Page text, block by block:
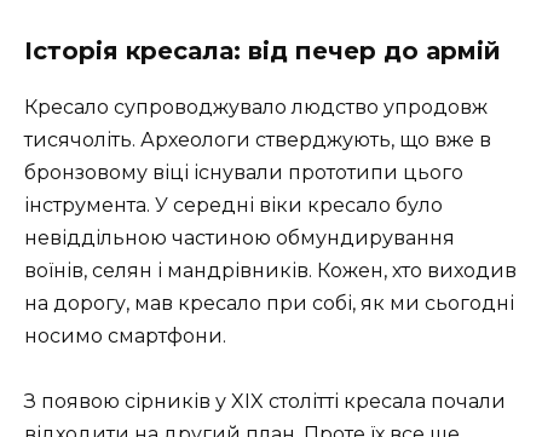
Історія кресала: від печер до армій
Кресало супроводжувало людство упродовж
тисячоліть. Археологи стверджують, що вже в
бронзовому віці існували прототипи цього
інструмента. У середні віки кресало було
невіддільною частиною обмундирування
воїнів, селян і мандрівників. Кожен, хто виходив
на дорогу, мав кресало при собі, як ми сьогодні
носимо смартфони.
З появою сірників у XIX столітті кресала почали